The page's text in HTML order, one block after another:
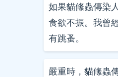
如果貓絛蟲傳染
食欲不振。我曾
有跳蚤。
嚴重時，貓絛蟲